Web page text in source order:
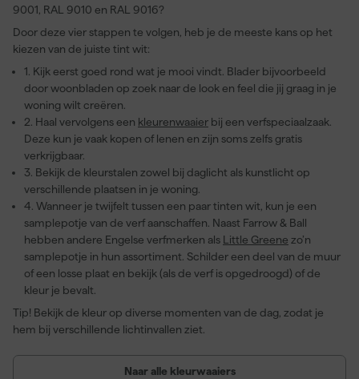
9001, RAL 9010 en RAL 9016?
Door deze vier stappen te volgen, heb je de meeste kans op het
kiezen van de juiste tint wit:
1. Kijk eerst goed rond wat je mooi vindt. Blader bijvoorbeeld
door woonbladen op zoek naar de look en feel die jij graag in je
woning wilt creëren.
2. Haal vervolgens een kleurenwaaier bij een verfspeciaalzaak.
Deze kun je vaak kopen of lenen en zijn soms zelfs gratis
verkrijgbaar.
3. Bekijk de kleurstalen zowel bij daglicht als kunstlicht op
verschillende plaatsen in je woning.
4. Wanneer je twijfelt tussen een paar tinten wit, kun je een
samplepotje van de verf aanschaffen. Naast Farrow & Ball
hebben andere Engelse verfmerken als Little Greene zo’n
samplepotje in hun assortiment. Schilder een deel van de muur
of een losse plaat en bekijk (als de verf is opgedroogd) of de
kleur je bevalt.
Tip! Bekijk de kleur op diverse momenten van de dag, zodat je
hem bij verschillende lichtinvallen ziet.
Naar alle kleurwaaiers